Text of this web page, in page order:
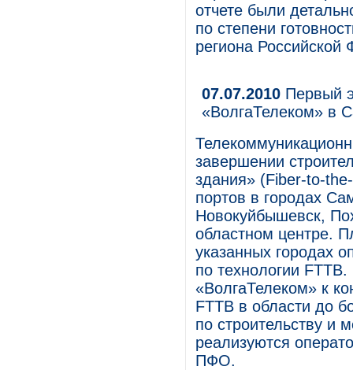
отчете были
по степени
региона Российской
07.07.2010 Первый
«ВолгаТелеком» в
завершении
здания» (Fiber-to-
портов в городах
Новокуйбышевск,
областном центре.
указанных городах
по технологии
«ВолгаТелеком» к
FTTB в области до
по строительству и
реализуются
ПФО.